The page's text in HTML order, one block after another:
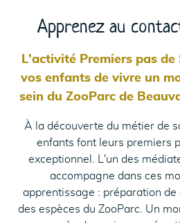
Apprenez au
L'activité Premiers pas
vos enfants de vivre un
sein du ZooParc de
À la découverte du métier de
enfants font leurs premiers
exceptionnel. L'un des
accompagne dans ces
apprentissage : préparation de
des espèces du ZooParc. Un